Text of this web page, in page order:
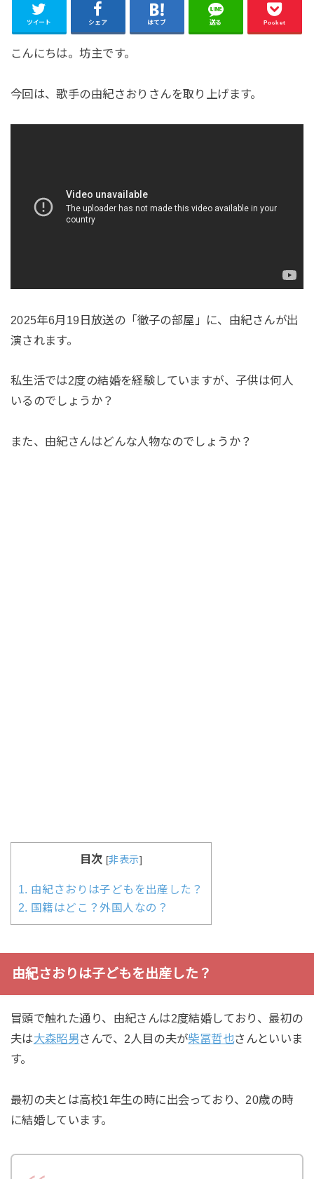
ツイート シェア はてブ 送る Pocket
こんにちは。坊主です。
今回は、歌手の由紀さおりさんを取り上げます。
2025年6月19日放送の「徹子の部屋」に、由紀さんが出
演されます。
私生活では2度の結婚を経験していますが、子供は何人
いるのでしょうか？
また、由紀さんはどんな人物なのでしょうか？
目次 [非表示]
1. 由紀さおりは子どもを出産した？
2. 国籍はどこ？外国人なの？
由紀さおりは子どもを出産した？
冒頭で触れた通り、由紀さんは2度結婚しており、最初の
夫は大森昭男さんで、2人目の夫が柴冨哲也さんといいま
す。
最初の夫とは高校1年生の時に出会っており、20歳の時
に結婚しています。